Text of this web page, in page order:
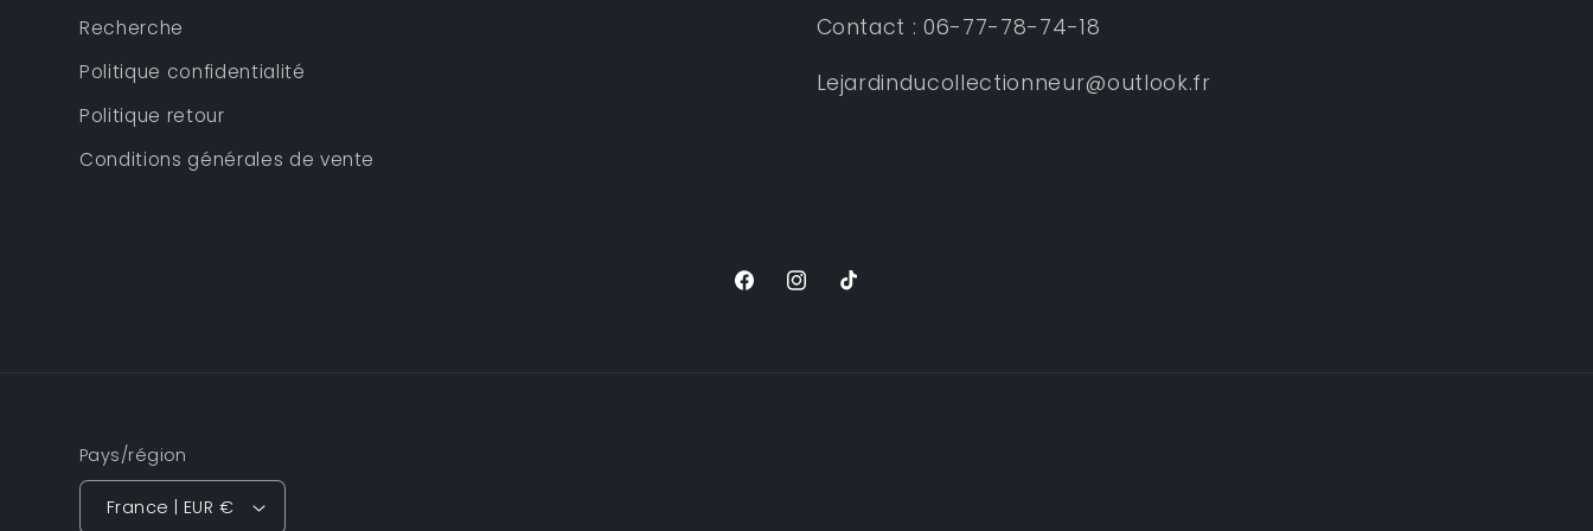
Recherche
Politique confidentialité
Politique retour
Conditions générales de vente
Contact : 06-77-78-74-18
Lejardinducollectionneur@outlook.fr
FacebookInstagram
TikTok
Pays/région
France | EUR €